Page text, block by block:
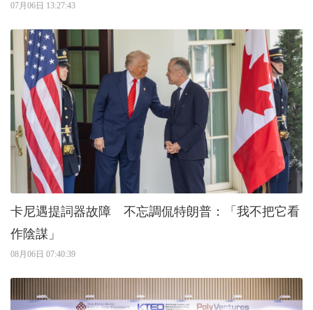
07月06日 13:27:43
卡尼遇提詞器故障 不忘調侃特朗普：「我不把它看
作陰謀」
08月06日 07:40:39